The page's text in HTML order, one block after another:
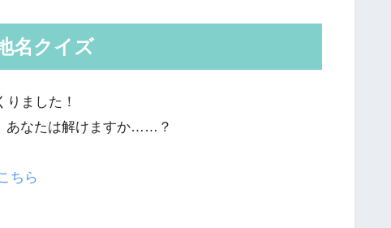
名クイズ
りました！
あなたは解けますか……？
ちら